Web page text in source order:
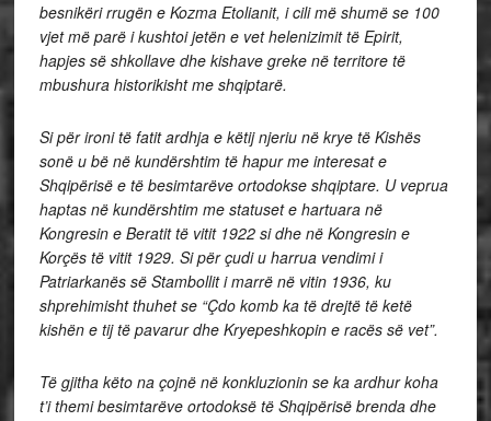
besnikëri rrugën e Kozma Etolianit, i cili më shumë se 100
vjet më parë i kushtoi jetën e vet helenizimit të Epirit,
hapjes së shkollave dhe kishave greke në territore të
mbushura historikisht me shqiptarë.
Si për ironi të fatit ardhja e këtij njeriu në krye të Kishës
sonë u bë në kundërshtim të hapur me interesat e
Shqipërisë e të besimtarëve ortodokse shqiptare. U veprua
haptas në kundërshtim me statuset e hartuara në
Kongresin e Beratit të vitit 1922 si dhe në Kongresin e
Korçës të vitit 1929. Si për çudi u harrua vendimi i
Patriarkanës së Stambollit i marrë në vitin 1936, ku
shprehimisht thuhet se “Çdo komb ka të drejtë të ketë
kishën e tij të pavarur dhe Kryepeshkopin e racës së vet”.
Të gjitha këto na çojnë në konkluzionin se ka ardhur koha
t’i themi besimtarëve ortodoksë të Shqipërisë brenda dhe